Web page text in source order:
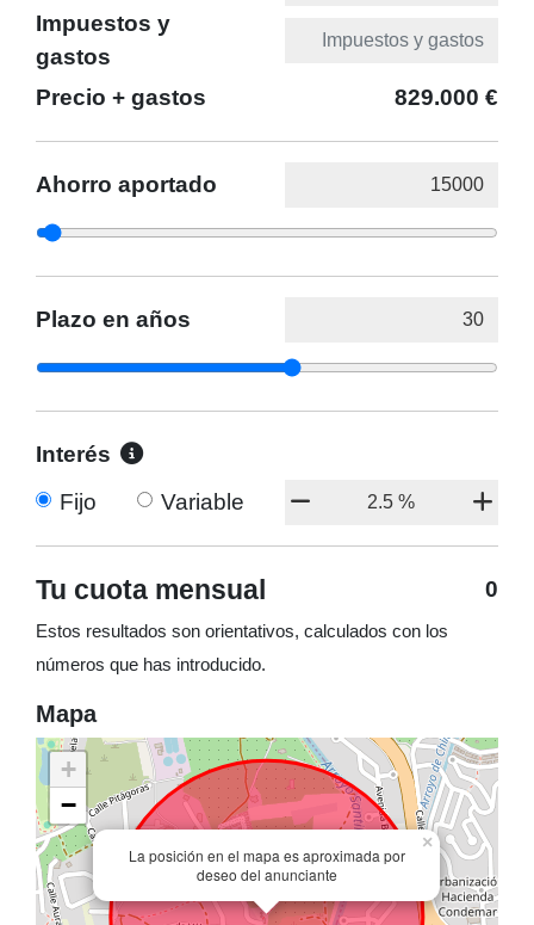
Impuestos y
gastos
Precio + gastos
829.000 €
Ahorro aportado
Plazo en años
Interés
Fijo
Variable
Tu cuota mensual 0
Estos resultados son orientativos, calculados con los
números que has introducido.
Mapa
La posición en el mapa es aproximada por
deseo del anunciante
×
+
−